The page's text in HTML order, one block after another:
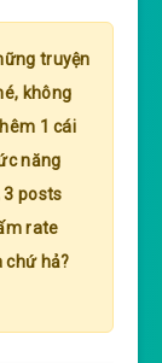
truyện
không
1 cái
năng
3 posts
rate
chứ hả?